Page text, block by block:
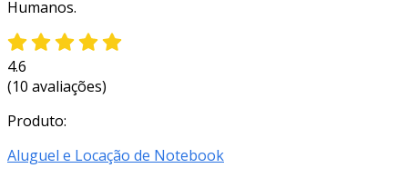
Humanos.
4.6
(10 avaliações)
Produto:
Aluguel e Locação de Notebook